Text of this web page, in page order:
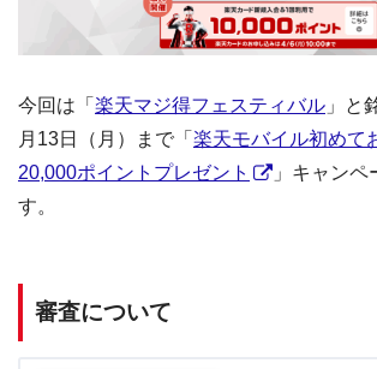
今回は「 楽天マジ得フェスティバル 」と
月13日（月）まで「 楽天モバイル初めて
20,000ポイントプレゼント
」キャン
す。
審査について